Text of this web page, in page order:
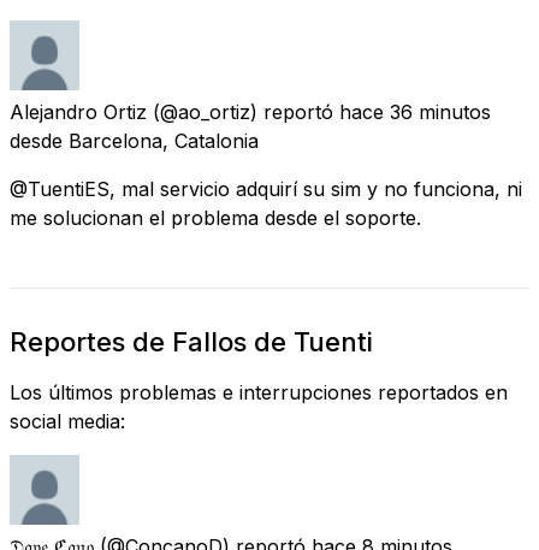
Alejandro Ortiz (@ao_ortiz) reportó hace 36 minutos
desde Barcelona, Catalonia
@TuentiES, mal servicio adquirí su sim y no funciona, ni
me solucionan el problema desde el soporte.
Reportes de Fallos de Tuenti
Los últimos problemas e interrupciones reportados en
social media: